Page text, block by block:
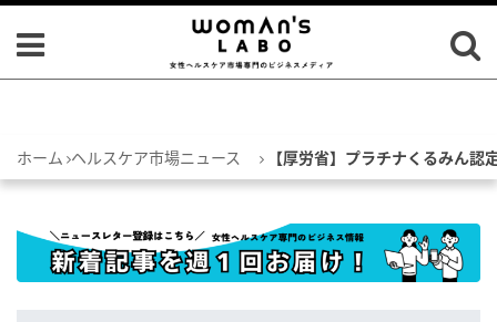
ホーム ヘルスケア市場ニュース 【厚労省】プラチナくるみん